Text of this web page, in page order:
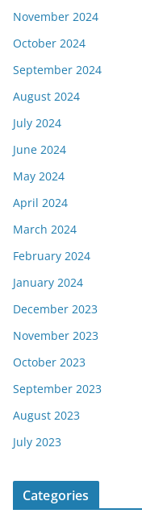
November 2024
October 2024
September 2024
August 2024
July 2024
June 2024
May 2024
April 2024
March 2024
February 2024
January 2024
December 2023
November 2023
October 2023
September 2023
August 2023
July 2023
Categories